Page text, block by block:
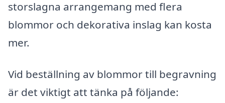
storslagna arrangemang med flera
blommor och dekorativa inslag kan kosta
mer.
Vid beställning av blommor till begravning
är det viktigt att tänka på följande: